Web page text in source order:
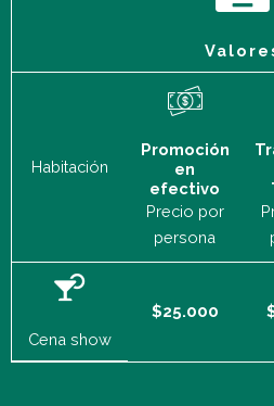
Habitación
Promoción
en
efectivo
Precio por
persona
Cena show
$25.000